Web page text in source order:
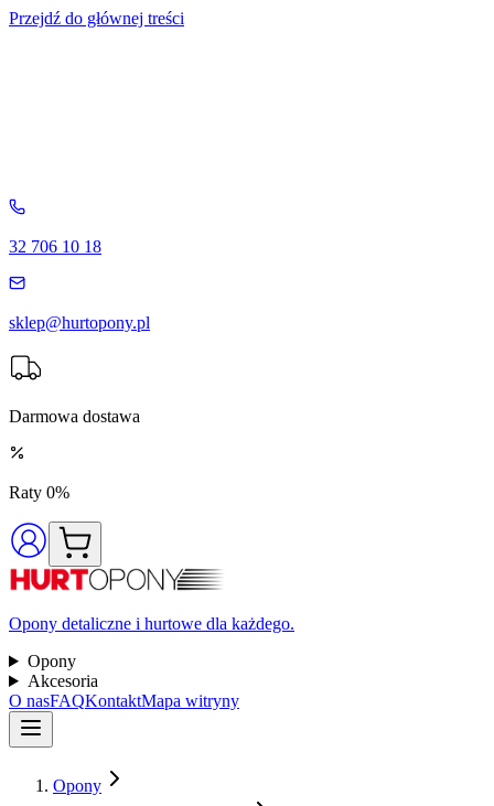
Przejdź do głównej treści
32 706 10 18
sklep@hurtopony.pl
Darmowa dostawa
Raty 0%
Opony detaliczne i hurtowe dla każdego.
Opony
Akcesoria
O nasFAQKontaktMapa witryny
Opony